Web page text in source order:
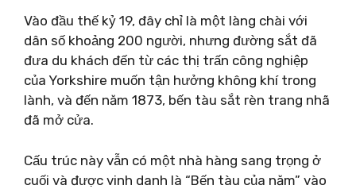
Vào đầu thế kỷ 19, đây chỉ là một làng chài với
dân số khoảng 200 người, nhưng đường sắt đã
đưa du khách đến từ các thị trấn công nghiệp
của Yorkshire muốn tận hưởng không khí trong
lành, và đến năm 1873, bến tàu sắt rèn trang nhã
đã mở cửa.
Cấu trúc này vẫn có một nhà hàng sang trọng ở
cuối và được vinh danh là “Bến tàu của năm” vào